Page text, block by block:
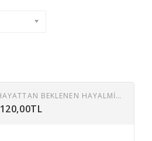
BEYAZ KELEBEKLER - HAYATTAN BEKLENEN HAYALMIŞ MEĞER / AŞKTA SAADET NE ARAR 45 LİK PLAK
120,00TL